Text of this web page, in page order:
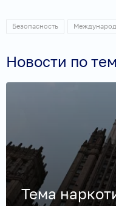
Безопасность
Новости по
Тема